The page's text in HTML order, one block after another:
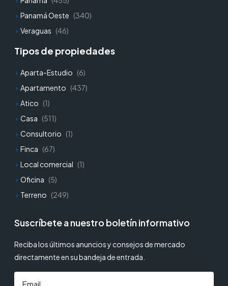
Panamá Oeste (340)
Veraguas (46)
Tipos de propiedades
Aparta-Estudio (6)
Apartamento (437)
Atico (1)
Casa (511)
Consultorio (1)
Finca (67)
Local comercial (1)
Oficina (5)
Terreno (249)
Suscríbete a nuestro boletín informativo
Reciba los últimos anuncios y consejos de mercado
directamente en su bandeja de entrada.